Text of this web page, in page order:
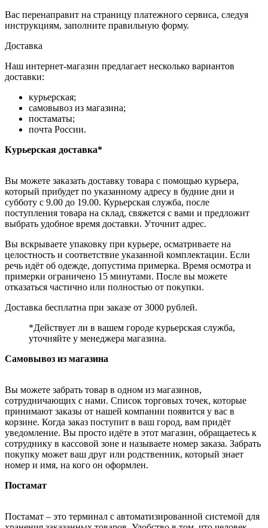
Вас перенаправит на страницу платежного сервиса, следуя
инструкциям, заполните правильную форму.
Доставка
Наш интернет-магазин предлагает несколько вариантов
доставки:
курьерская;
самовывоз из магазина;
постаматы;
почта России.
Курьерская доставка*
Вы можете заказать доставку товара с помощью курьера,
который прибудет по указанному адресу в будние дни и
субботу с 9.00 до 19.00. Курьерская служба, после
поступления товара на склад, свяжется с вами и предложит
выбрать удобное время доставки. Уточнит адрес.
Вы вскрываете упаковку при курьере, осматриваете на
целостность и соответствие указанной комплектации. Если
речь идёт об одежде, допустима примерка. Время осмотра и
примерки ограничено 15 минутами. После вы можете
отказаться частично или полностью от покупки.
Доставка бесплатна при заказе от 3000 рублей.
*Действует ли в вашем городе курьерская служба,
уточняйте у менеджера магазина.
Самовывоз из магазина
Вы можете забрать товар в одном из магазинов,
сотрудничающих с нами. Список торговых точек, которые
принимают заказы от нашей компании появится у вас в
корзине. Когда заказ поступит в ваш город, вам придёт
уведомление. Вы просто идёте в этот магазин, обращаетесь к
сотруднику в кассовой зоне и называете номер заказа. Забрать
покупку может ваш друг или родственник, который знает
номер и имя, на кого он оформлен.
Постамат
Постамат – это терминал с автоматизированной системой для